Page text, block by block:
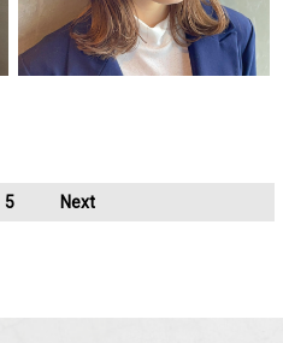
5 Next